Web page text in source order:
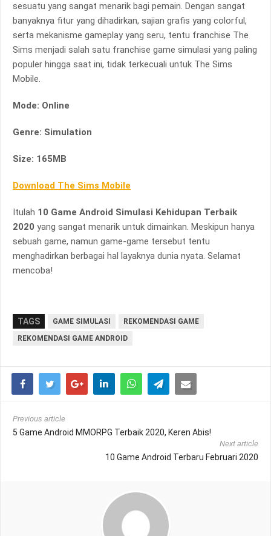
sesuatu yang sangat menarik bagi pemain. Dengan sangat
banyaknya fitur yang dihadirkan, sajian grafis yang colorful,
serta mekanisme gameplay yang seru, tentu franchise The
Sims menjadi salah satu franchise game simulasi yang paling
populer hingga saat ini, tidak terkecuali untuk The Sims
Mobile.
Mode: Online
Genre: Simulation
Size: 165MB
Download The Sims Mobile
Itulah 10 Game Android Simulasi Kehidupan Terbaik
2020 yang sangat menarik untuk dimainkan. Meskipun hanya
sebuah game, namun game-game tersebut tentu
menghadirkan berbagai hal layaknya dunia nyata. Selamat
mencoba!
TAGS GAME SIMULASI
REKOMENDASI GAME
REKOMENDASI GAME ANDROID
Previous article
5 Game Android MMORPG Terbaik 2020, Keren Abis!
Next article
10 Game Android Terbaru Februari 2020